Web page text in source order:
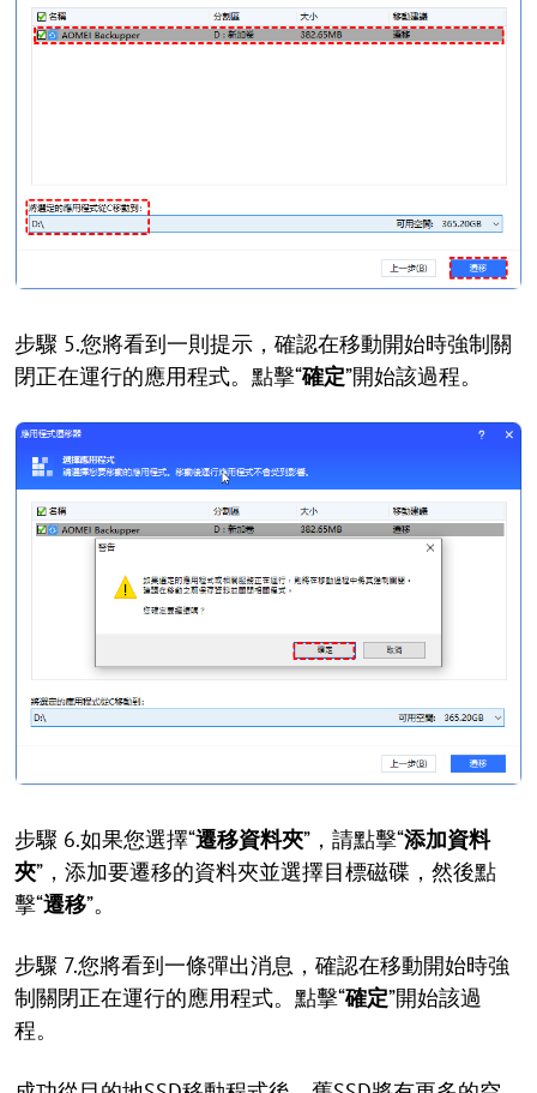
步驟 5.您將看到一則提示，確認在移動開始時強制關
閉正在運行的應用程式。點擊“確定”開始該過程。
步驟 6.如果您選擇“遷移資料夾”，請點擊“添加資料
夾”，添加要遷移的資料夾並選擇目標磁碟，然後點
擊“遷移”。
步驟 7.您將看到一條彈出消息，確認在移動開始時強
制關閉正在運行的應用程式。點擊“確定”開始該過
程。